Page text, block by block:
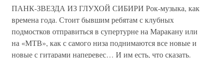
ПАНК-ЗВЕЗДА ИЗ ГЛУХОЙ СИБИРИ Рок-музыка, как
времена года. Стоит бывшим ребятам с клубных
подмостков отправиться в супертурне на Маракану или
на «МТВ», как с самого низа поднимаются все новые и
новые с гитарами наперевес… И им есть, что сказать.